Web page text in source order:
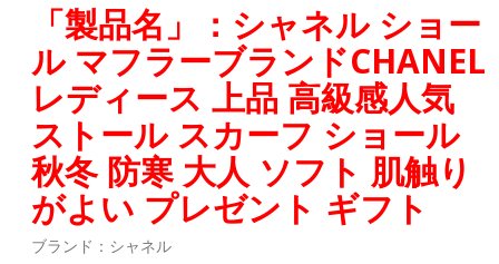
「製品名」： シャネル ショー
ル マフラーブランドCHANEL
レディース 上品 高級感人気
ストール スカーフ ショール
秋冬 防寒 大人 ソフト 肌触り
がよい プレゼント ギフト
ブランド：シャネル